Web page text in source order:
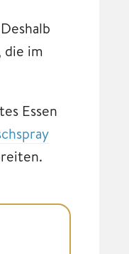
die im
Essen